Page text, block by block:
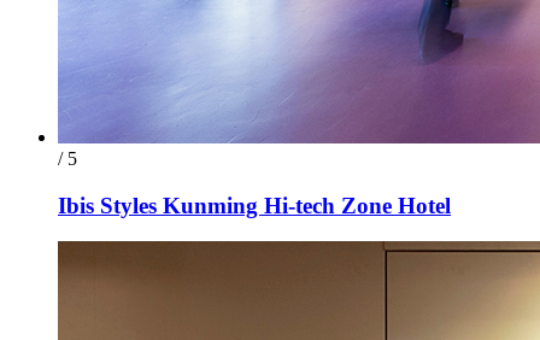
/ 5
Ibis Styles Kunming Hi-tech Zone Hotel